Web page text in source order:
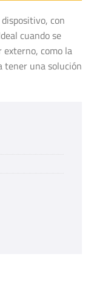
con
cuando se
como la
tener una solución